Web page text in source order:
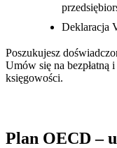
Deklaracja
Poszukujesz
Umów się na
księgowości.
Plan OECD –